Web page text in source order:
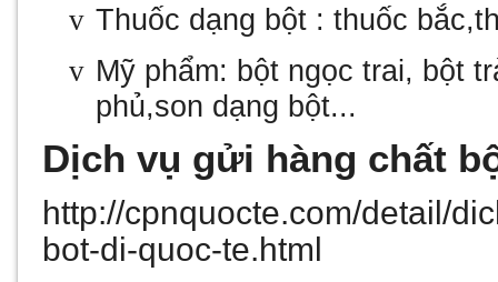
v Thuốc dạng bột : thuốc
v Mỹ phẩm: bột ngọc trai, bột
phủ,son dạng bột...
Dịch vụ gửi hàng chất
http://cpnquocte.com/detail/
bot-di-quoc-te.html